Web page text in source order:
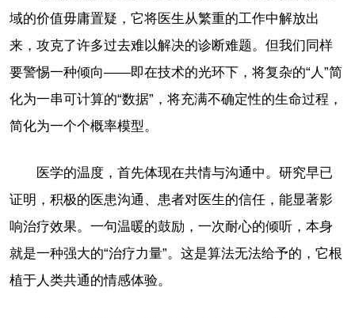
域的价值毋庸置疑，它将医生从繁重的工作中解放出
来，攻克了许多过去难以解决的诊断难题。但我们同样
要警惕一种倾向——即在技术的光环下，将复杂的“人”简
化为一串可计算的“数据”，将充满不确定性的生命过程，
简化为一个个概率模型。
医学的温度，首先体现在共情与沟通中。研究早已
证明，积极的医患沟通、患者对医生的信任，能显著影
响治疗效果。一句温暖的鼓励，一次耐心的倾听，本身
就是一种强大的“治疗力量”。这是算法无法给予的，它根
植于人类共通的情感体验。